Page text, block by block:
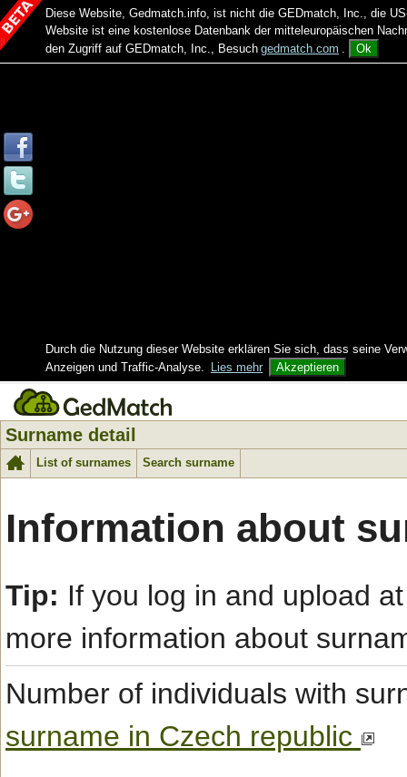
Diese Website, Gedmatch.info, ist nicht die GEDmatch, Inc., die
Website ist eine kostenlose Datenbank der mitteleuropäischen
den Zugriff auf GEDmatch, Inc., Besuch gedmatch.com . Ok
Durch die Nutzung dieser Website erklären Sie sich, dass seine
Anzeigen und Traffic-Analyse.
Lies mehr Akzeptieren
Surname detail
List of surnames Search surname
Information about
Tip: If you log in and upload
more information about
Number of individuals with
surname in Czech republic